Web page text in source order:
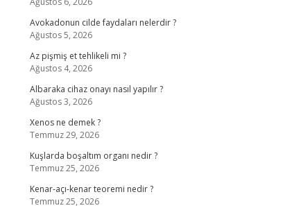
Avokadonun cilde faydaları nelerdir ?
Ağustos 5, 2026
Az pişmiş et tehlikeli mi ?
Ağustos 4, 2026
Albaraka cihaz onayı nasıl yapılır ?
Ağustos 3, 2026
Xenos ne demek ?
Temmuz 29, 2026
Kuşlarda boşaltım organı nedir ?
Temmuz 25, 2026
Kenar-açı-kenar teoremi nedir ?
Temmuz 25, 2026